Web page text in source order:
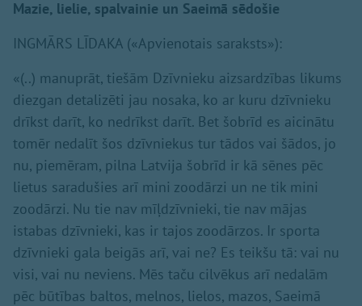
Mazie, lielie, spalvainie un Saeimā sēdošie
INGMĀRS LĪDAKA («Apvienotais saraksts»):
«(..) manuprāt, tiešām Dzīvnieku aizsardzības likums
diezgan detalizēti jau nosaka, ko ar kuru dzīvnieku
drīkst darīt, ko nedrīkst darīt. Bet šobrīd es aicinātu
tomēr nedalīt šos dzīvniekus tur tādos vai šādos, jo
nu, piemēram, pilna Latvija šobrīd ir kā sēnes pēc
lietus saradušies arī mini zoodārzi un ne tik mini
zoodārzi. Nu tie nav mīļdzīvnieki, tie nav mājas
istabas dzīvnieki, kas ir tajos zoodārzos. Ir sporta
dzīvnieki gala beigās arī, vai ne? Es teikšu tā: vai nu
visi, vai nu neviens. Mēs taču cilvēkus arī nedalām
pēc būtības baltos, melnos, lielos, mazos, Saeimā